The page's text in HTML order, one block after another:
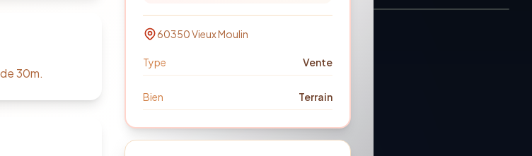
30m.
60350Vieux Moulin
Type Vente
Bien Terrain